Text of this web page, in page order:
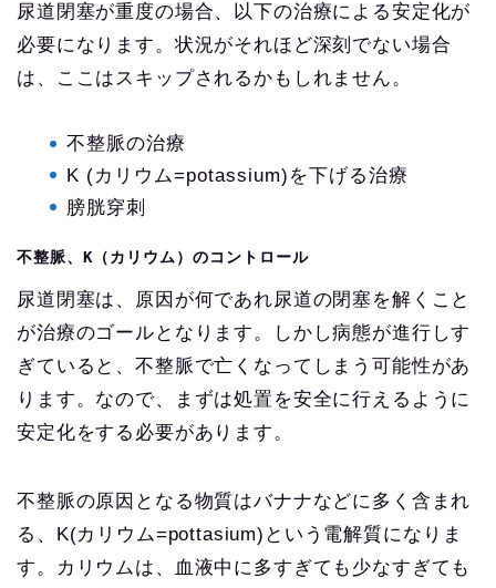
尿道閉塞が重度の場合、以下の治療による安定化が
必要になります。状況がそれほど深刻でない場合
は、ここはスキップされるかもしれません。
不整脈の治療
K (カリウム=potassium)を下げる治療
膀胱穿刺
不整脈、K（カリウム）のコントロール
尿道閉塞は、原因が何であれ尿道の閉塞を解くこと
が治療のゴールとなります。しかし病態が進行しす
ぎていると、不整脈で亡くなってしまう可能性があ
ります。なので、まずは処置を安全に行えるように
安定化をする必要があります。
不整脈の原因となる物質はバナナなどに多く含まれ
る、K(カリウム=pottasium)という電解質になりま
す。カリウムは、血液中に多すぎても少なすぎても